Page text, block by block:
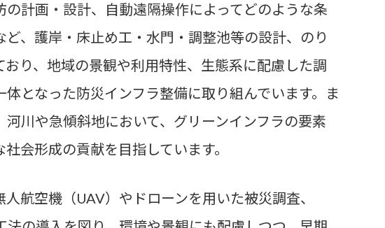
計画・設計、自動遠隔操作によってどのような条
、護岸・床止め工・水門・調整池等の設計、のり
り、地域の景観や利用特性、生態系に配慮した調
となった防災インフラ整備に取り組んでいます。ま
川や急傾斜地において、グリーンインフラの要素
会形成の貢献を目指しています。
航空機（UAV）やドローンを用いた被災調査、